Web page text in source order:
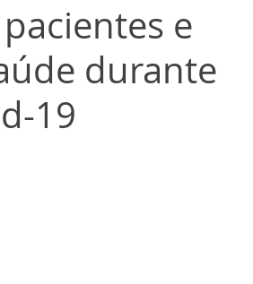
e
durante
19